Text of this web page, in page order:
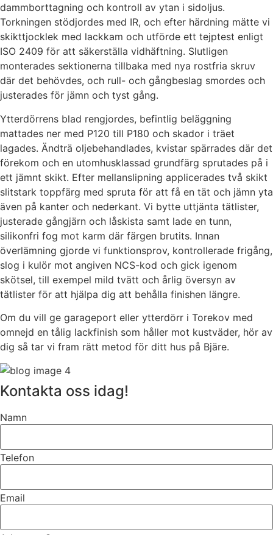
dammborttagning och kontroll av ytan i sidoljus.
Torkningen stödjordes med IR, och efter härdning mätte vi
skikttjocklek med lackkam och utförde ett tejptest enligt
ISO 2409 för att säkerställa vidhäftning. Slutligen
monterades sektionerna tillbaka med nya rostfria skruv
där det behövdes, och rull- och gångbeslag smordes och
justerades för jämn och tyst gång.
Ytterdörrens blad rengjordes, befintlig beläggning
mattades ner med P120 till P180 och skador i träet
lagades. Ändträ oljebehandlades, kvistar spärrades där det
förekom och en utomhusklassad grundfärg sprutades på i
ett jämnt skikt. Efter mellanslipning applicerades två skikt
slitstark toppfärg med spruta för att få en tät och jämn yta
även på kanter och nederkant. Vi bytte uttjänta tätlister,
justerade gångjärn och låskista samt lade en tunn,
silikonfri fog mot karm där färgen brutits. Innan
överlämning gjorde vi funktionsprov, kontrollerade frigång,
slog i kulör mot angiven NCS-kod och gick igenom
skötsel, till exempel mild tvätt och årlig översyn av
tätlister för att hjälpa dig att behålla finishen längre.
Om du vill ge garageport eller ytterdörr i Torekov med
omnejd en tålig lackfinish som håller mot kustväder, hör av
dig så tar vi fram rätt metod för ditt hus på Bjäre.
Kontakta oss idag!
Namn
Telefon
Email